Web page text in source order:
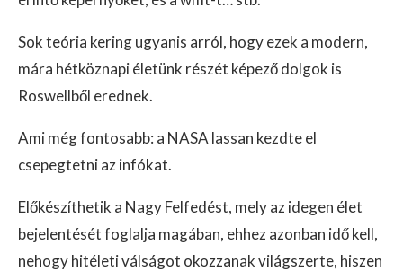
Sok teória kering ugyanis arról, hogy ezek a modern,
mára hétköznapi életünk részét képező dolgok is
Roswellből erednek.
Ami még fontosabb: a NASA lassan kezdte el
csepegtetni az infókat.
Előkészíthetik a Nagy Felfedést, mely az idegen élet
bejelentését foglalja magában, ehhez azonban idő kell,
nehogy hitéleti válságot okozzanak világszerte, hiszen